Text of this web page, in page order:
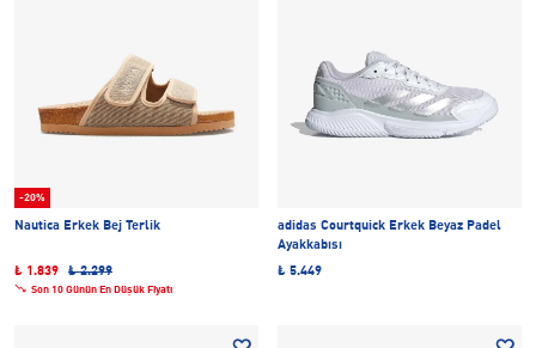
-20%
Nautica Erkek Bej Terlik
₺ 1.839 ₺ 2.299
Son 10 Günün En Düşük Fiyatı
adidas Courtquick Erkek Beyaz Padel
Ayakkabısı
₺ 5.449